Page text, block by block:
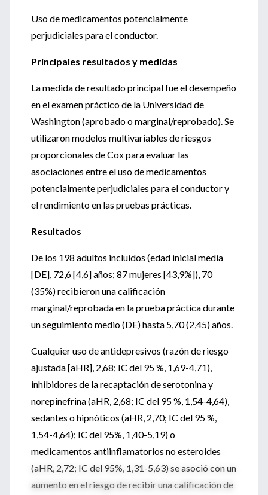
Uso de medicamentos potencialmente
perjudiciales para el conductor.
Principales resultados y medidas
La medida de resultado principal fue el desempeño
en el examen práctico de la Universidad de
Washington (aprobado o marginal/reprobado). Se
utilizaron modelos multivariables de riesgos
proporcionales de Cox para evaluar las
asociaciones entre el uso de medicamentos
potencialmente perjudiciales para el conductor y
el rendimiento en las pruebas prácticas.
Resultados
De los 198 adultos incluidos (edad inicial media
[DE], 72,6 [4,6] años; 87 mujeres [43,9%]), 70
(35%) recibieron una calificación
marginal/reprobada en la prueba práctica durante
un seguimiento medio (DE) hasta 5,70 (2,45) años.
Cualquier uso de antidepresivos (razón de riesgo
ajustada [aHR], 2,68; IC del 95 %, 1,69-4,71),
inhibidores de la recaptación de serotonina y
norepinefrina (aHR, 2,68; IC del 95 %, 1,54-4,64),
sedantes o hipnóticos (aHR, 2,70; IC del 95 %,
1,54-4,64); IC del 95%, 1,40-5,19) o
medicamentos antiinflamatorios no esteroides
(aHR, 2,72; IC del 95%, 1,31-5,63) se asoció con un
aumento en el riesgo de recibir una calificación de